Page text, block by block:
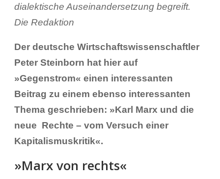
dialektische Auseinandersetzung begreift.
Die Redaktion
Der deutsche Wirtschaftswissenschaftler
Peter Steinborn hat hier auf
»Gegenstrom« einen interessanten
Beitrag zu einem ebenso interessanten
Thema geschrieben: »Karl Marx und die
neue Rechte – vom Versuch einer
Kapitalismuskritik«.
»Marx von rechts«